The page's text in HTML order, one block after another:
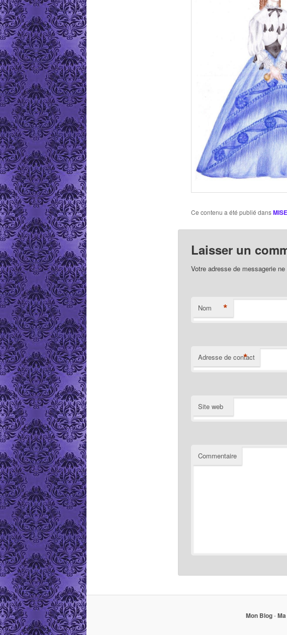
Ce contenu a été publié dans
Laisser un
Votre adresse de messagerie
Nom *
Adresse de contact
*
Site web
Commentaire
Mon Blog-